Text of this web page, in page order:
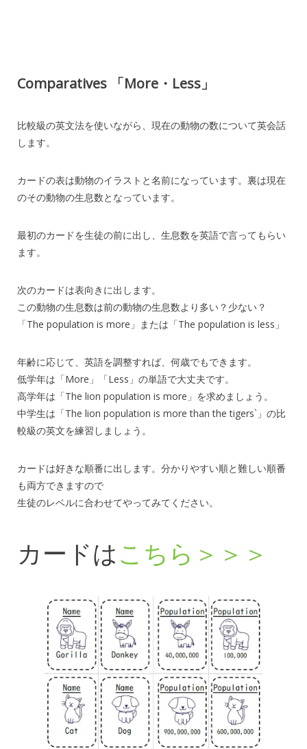
Comparatives 「More・Less」
比較級の英文法を使いながら、現在の動物の数について英会話
します。
カードの表は動物のイラストと名前になっています。裏は現在
のその動物の生息数となっています。
最初のカードを生徒の前に出し、生息数を英語で言ってもらい
ます。
次のカードは表向きに出します。
この動物の生息数は前の動物の生息数より多い？少ない？
「The population is more」または「The population is less」
年齢に応じて、英語を調整すれば、何歳でもできます。
低学年は「More」「Less」の単語で大丈夫です。
高学年は「The lion population is more」を求めましょう。
中学生は「The lion population is more than the tigers`」の比
較級の英文を練習しましょう。
カードは好きな順番に出します。分かりやすい順と難しい順番
も両方できますので
生徒のレベルに合わせてやってみてください。
カードはこちら＞＞＞